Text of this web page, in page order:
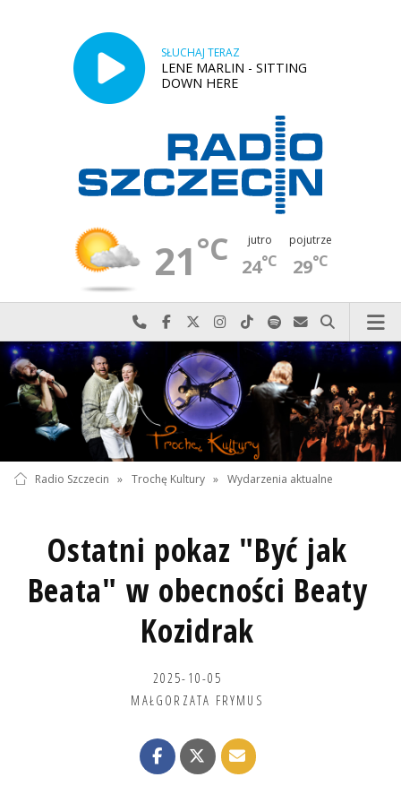
SŁUCHAJ TERAZ
LENE MARLIN - SITTING
DOWN HERE
21°C jutro
24°C
pojutrze
29°C
Najlepiej po prostu do nas zadzwoń
Odwiedź nas na Facebook-u
Odwiedź nas na X
Odwiedź nas na Instagram-ie
Odwiedź nas na TikTok-u
Szukaj nas na Spotify
Wyślij do nas
Szukaj
Radio Szczecin » Trochę Kultury » Wydarzenia aktualne
Ostatni pokaz "Być jak
Beata" w obecności Beaty
Kozidrak
2025-10-05
MAŁGORZATA FRYMUS